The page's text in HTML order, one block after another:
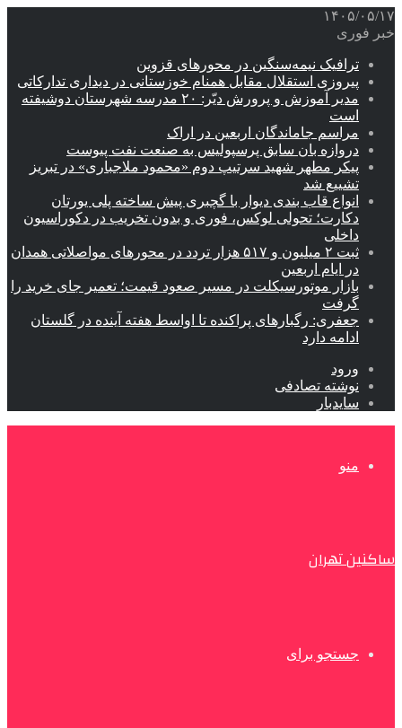
۱۴۰۵/۰۵/۱۷
خبر فوری
ترافیک نیمه‌سنگین در محورهای قزوین
پیروزی استقلال مقابل همنام خوزستانی در دیداری تدارکاتی
مدیر آموزش و پرورش دیّر: ۲۰ مدرسه شهرستان دوشیفته
است
مراسم جاماندگان اربعین در اراک
دروازه بان سابق پرسپولیس به صنعت نفت پیوست
پیکر مطهر شهید سرتیپ دوم «محمود ملاجباری» در تبریز
تشییع شد
انواع قاب بندی دیوار با گچبری پیش ساخته پلی یورتان
دکارت؛ تحولی لوکس، فوری و بدون تخریب در دکوراسیون
داخلی
ثبت ۲ میلیون و ۵۱۷ هزار تردد در محورهای مواصلاتی همدان
در ایام اربعین
بازار موتورسیکلت در مسیر صعود قیمت؛ تعمیر جای خرید را
گرفت
جعفری: رگبارهای پراکنده تا اواسط هفته آینده در گلستان
ادامه دارد
ورود
نوشته تصادفی
سایدبار
منو
ساکنین تهران
جستجو برای